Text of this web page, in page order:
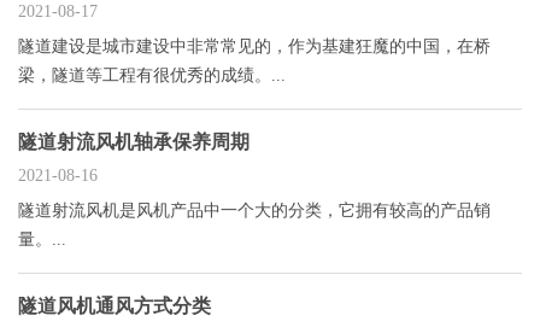
2021-08-17
隧道建设是城市建设中非常常见的，作为基建狂魔的中国，在桥
梁，隧道等工程有很优秀的成绩。...
隧道射流风机轴承保养周期
2021-08-16
隧道射流风机是风机产品中一个大的分类，它拥有较高的产品销
量。...
隧道风机通风方式分类